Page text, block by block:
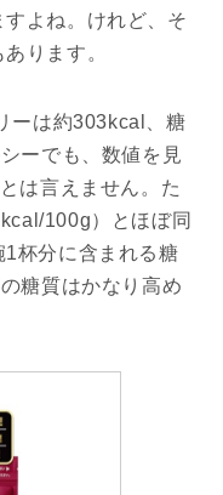
よね。けれど、そ
ります。
ーは約303kcal、糖
ーでも、数値を見
は言えません。た
100g）とほぼ同
1杯分に含まれる糖
糖質はかなり高め